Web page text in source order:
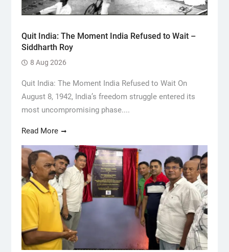
Quit India: The Moment India Refused to Wait –
Siddharth Roy
8 Aug 2026
Quit India: The Moment India Refused to Wait On
August 8, 1942, India’s freedom struggle entered its
most uncompromising phase....
Read More